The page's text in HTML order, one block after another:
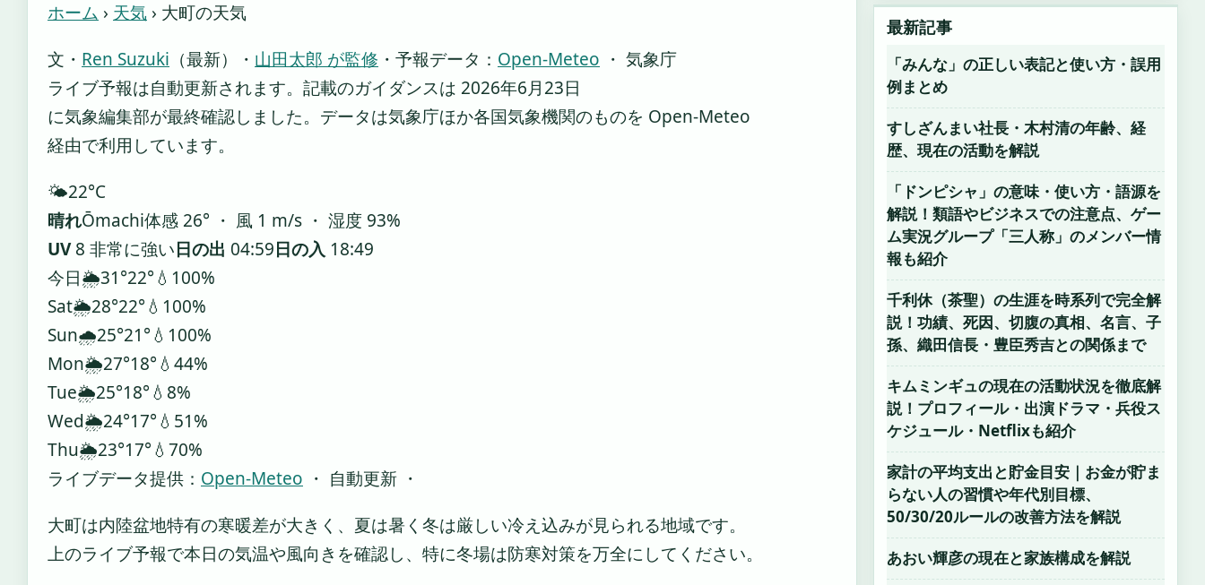
ホーム › 天気 › 大町の天気
文・ Ren Suzuki （最新） ・ 山田太郎 が監修 ・ 予報データ： Open-Meteo ・ 気象庁
ライブ予報は自動更新されます。記載のガイダンスは 2026年6月23日
に気象編集部が最終確認しました。データは気象庁ほか各国気象機関のものを Open-Meteo
経由で利用しています。
🌤️22°C
晴れŌmachi体感 26° ・ 風 1 m/s ・ 湿度 93%
UV8 非常に強い日の出 04:59日の入 18:49
今日🌦️31°22°💧100%
Sat🌦️28°22°💧100%
Sun🌧️25°21°💧100%
Mon🌦️27°18°💧44%
Tue🌦️25°18°💧8%
Wed🌦️24°17°💧51%
Thu🌦️23°17°💧70%
ライブデータ提供： Open-Meteo ・ 自動更新 ・
大町は内陸盆地特有の寒暖差が大きく、夏は暑く冬は厳しい冷え込みが見られる地域です。
上のライブ予報で本日の気温や風向きを確認し、特に冬場は防寒対策を万全にしてください。
最新記事
「みんな」の正しい表記と使い方・誤用
例まとめ
すしざんまい社長・木村清の年齢、経
歴、現在の活動を解説
「ドンピシャ」の意味・使い方・語源を
解説！類語やビジネスでの注意点、ゲー
ム実況グループ「三人称」のメンバー情
報も紹介
千利休（茶聖）の生涯を時系列で完全解
説！功績、死因、切腹の真相、名言、子
孫、織田信長・豊臣秀吉との関係まで
キムミンギュの現在の活動状況を徹底解
説！プロフィール・出演ドラマ・兵役ス
ケジュール・Netflixも紹介
家計の平均支出と貯金目安｜お金が貯ま
らない人の習慣や年代別目標、
50/30/20ルールの改善方法を解説
あおい輝彦の現在と家族構成を解説